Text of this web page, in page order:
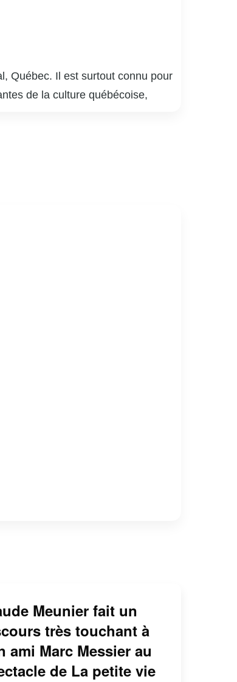
Québec. Il est surtout connu pour
de la culture québécoise,
a réalisé des films et écrit
et satire sociale, lui a valu de
Meunier fait un
très touchant à
ami Marc Messier au
de La petite vie